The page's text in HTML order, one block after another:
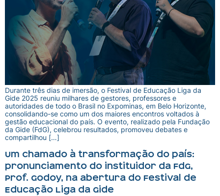
Durante três dias de imersão, o Festival de Educação Liga da
Gide 2025 reuniu milhares de gestores, professores e
autoridades de todo o Brasil no Expominas, em Belo Horizonte,
consolidando-se como um dos maiores encontros voltados à
gestão educacional do país. O evento, realizado pela Fundação
da Gide (FdG), celebrou resultados, promoveu debates e
compartilhou […]
Um chamado à transformação do país:
pronunciamento do instituidor da FdG,
Prof. Godoy, na abertura do Festival de
Educação Liga da Gide